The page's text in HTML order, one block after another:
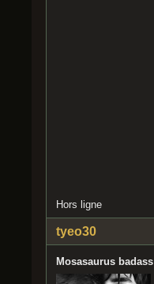
Hors ligne
tyeo30
Mosasaurus badass